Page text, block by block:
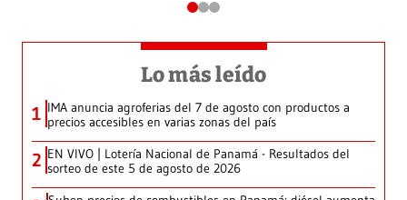
Lo más leído
1 IMA anuncia agroferias del 7 de agosto con productos a
precios accesibles en varias zonas del país
2 EN VIVO | Lotería Nacional de Panamá - Resultados del
sorteo de este 5 de agosto de 2026